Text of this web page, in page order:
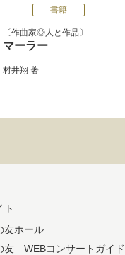
書籍
作曲家◎人と作品
マーラー
村井翔 著
ト
友ホール
友 WEBコンサートガイド